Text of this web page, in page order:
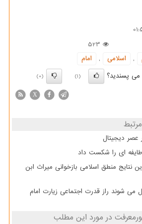
523
, اسلامی ,
امام
پسندید؟
(1)
(0)
X
دیجیتال
ای را شکست داد
نتایج منطق اسلامی بازخوانی میراث ابن
می شوند راز قدرت اجتماعی زیارت امام
در مورد این مطلب